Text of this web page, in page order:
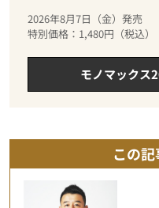
2026年8月7日（金）発売
特別価格：1,480円（税込）
モノマックス
この